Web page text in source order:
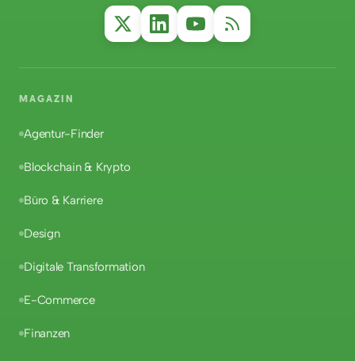
MAGAZIN
Agentur-Finder
Blockchain & Krypto
Büro & Karriere
Design
Digitale Transformation
E-Commerce
Finanzen